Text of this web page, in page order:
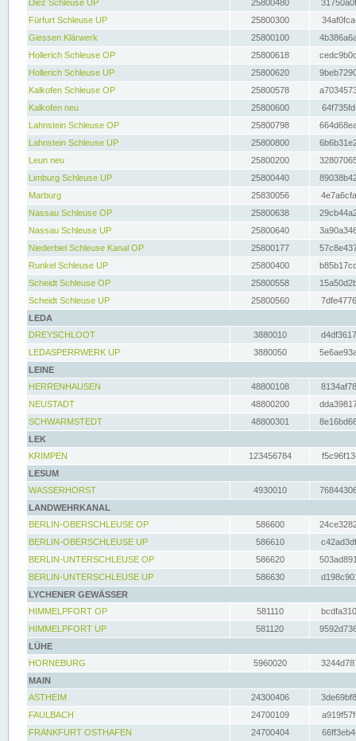
Diez Schleuse UP
25800480
Fürfurt Schleuse UP
25800300
Giessen Klärwerk
25800100
Hollerich Schleuse OP
25800618
Hollerich Schleuse UP
25800620
Kalkofen Schleuse OP
25800578
Kalkofen neu
25800600
Lahnstein Schleuse OP
25800798
Lahnstein Schleuse UP
25800800
Leun neu
25800200
Limburg Schleuse UP
25800440
Marburg
25830056
Nassau Schleuse OP
25800638
Nassau Schleuse UP
25800640
Niederbiel Schleuse Kanal OP
25800177
Runkel Schleuse UP
25800400
Scheidt Schleuse OP
25800558
Scheidt Schleuse UP
25800560
LEDA
DREYSCHLOOT
3880010
LEDASPERRWERK UP
3880050
LEINE
HERRENHAUSEN
48800108
NEUSTADT
48800200
SCHWARMSTEDT
48800301
LEK
KRIMPEN
123456784
LESUM
WASSERHORST
4930010
LANDWEHRKANAL
BERLIN-OBERSCHLEUSE OP
586600
BERLIN-OBERSCHLEUSE UP
586610
BERLIN-UNTERSCHLEUSE OP
586620
BERLIN-UNTERSCHLEUSE UP
586630
LYCHENER GEWÄSSER
HIMMELPFORT OP
581110
HIMMELPFORT UP
581120
LÜHE
HORNEBURG
5960020
MAIN
ASTHEIM
24300406
FAULBACH
24700109
FRANKFURT OSTHAFEN
24700404